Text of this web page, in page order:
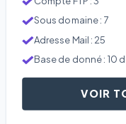
Sous domaine : 7
Adresse Mail : 25
Base de donné : 10
VOIR